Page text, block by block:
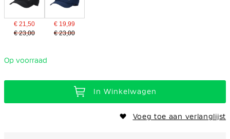
€ 21,50
€ 23,00
€ 19,99
€ 23,00
Op voorraad
In Winkelwagen
Voeg toe aan verlanglijst